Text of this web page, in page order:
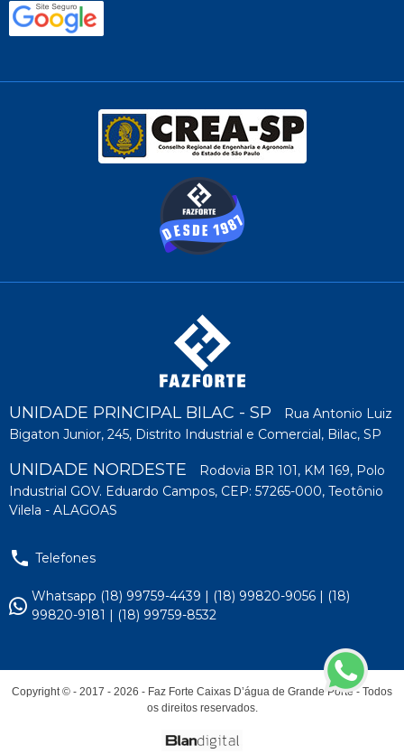
UNIDADE PRINCIPAL BILAC - SP
Rua Antonio Luiz
Bigaton Junior, 245, Distrito Industrial e Comercial, Bilac, SP
UNIDADE NORDESTE
Rodovia BR 101, KM 169, Polo
Industrial GOV. Eduardo Campos, CEP: 57265-000, Teotônio
Vilela - ALAGOAS
phone Telefones
Whatsapp (18) 99759-4439 | (18) 99820-9056 | (18)
99820-9181 | (18) 99759-8532
Copyright © - 2017 - 2026 - Faz Forte Caixas D’água de Grande Porte - Todos
os direitos reservados.